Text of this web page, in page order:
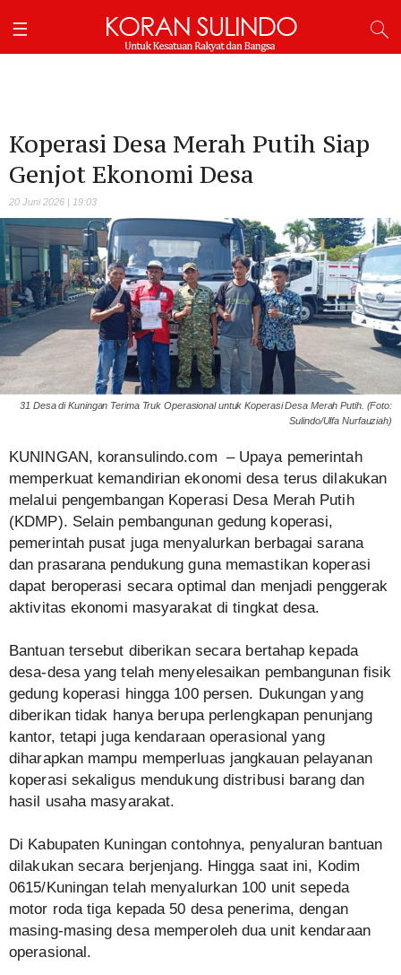
Koperasi Desa Merah Putih Siap
Genjot Ekonomi Desa
20 Juni 2026 | 19:03
31 Desa di Kuningan Terima Truk Operasional untuk Koperasi Desa Merah Putih. (Foto:
Sulindo/Ulfa Nurfauziah)
KUNINGAN, koransulindo.com – Upaya pemerintah
memperkuat kemandirian ekonomi desa terus dilakukan
melalui pengembangan Koperasi Desa Merah Putih
(KDMP). Selain pembangunan gedung koperasi,
pemerintah pusat juga menyalurkan berbagai sarana
dan prasarana pendukung guna memastikan koperasi
dapat beroperasi secara optimal dan menjadi penggerak
aktivitas ekonomi masyarakat di tingkat desa.
Bantuan tersebut diberikan secara bertahap kepada
desa-desa yang telah menyelesaikan pembangunan fisik
gedung koperasi hingga 100 persen. Dukungan yang
diberikan tidak hanya berupa perlengkapan penunjang
kantor, tetapi juga kendaraan operasional yang
diharapkan mampu memperluas jangkauan pelayanan
koperasi sekaligus mendukung distribusi barang dan
hasil usaha masyarakat.
Di Kabupaten Kuningan contohnya, penyaluran bantuan
dilakukan secara berjenjang. Hingga saat ini, Kodim
0615/Kuningan telah menyalurkan 100 unit sepeda
motor roda tiga kepada 50 desa penerima, dengan
masing-masing desa memperoleh dua unit kendaraan
operasional.